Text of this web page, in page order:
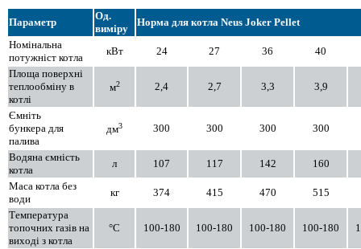
Параметр
Од.
виміру
Норма для котла Neus Joker Pellet
Номінальна
потужніст котла
кВт 24 27 36
40
Площа поверхні
теплообміну в
котлі
м2 2,4 2,7 3,3 3,9
Ємніть
бункера для
палива
дм3 300 300 300 300
Водяна ємність
котла
л 107 117 142
160
Маса котла без
води
кг 374 415 470
515
Температура
топочних газів на
виході з котла
°C 100-180 100-180 100-180 100-180